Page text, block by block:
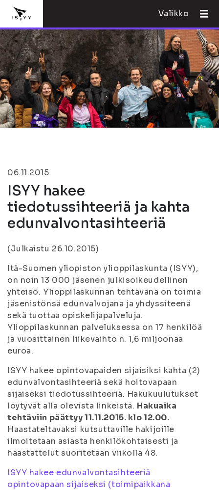
Valikko
06.11.2015
ISYY hakee
tiedotussihteeriä ja kahta
edunvalvontasihteeriä
(Julkaistu 26.10.2015)
Itä-Suomen yliopiston ylioppilaskunta (ISYY),
on noin 13 000 jäsenen julkisoikeudellinen
yhteisö. Ylioppilaskunnan tehtävänä on toimia
jäsenistönsä edunvalvojana ja yhdyssiteenä
sekä tuottaa opiskelijapalveluja.
Ylioppilaskunnan palveluksessa on 17 henkilöä
ja vuosittainen liikevaihto n. 1,6 miljoonaa
euroa.
ISYY hakee opintovapaiden sijaisiksi kahta (2)
edunvalvontasihteeriä sekä hoitovapaan
sijaiseksi tiedotussihteeriä. Hakukuulutukset
löytyvät alla olevista linkeistä. Hakuaika
tehtäviin päättyy 11.11.2015. klo 12.00.
Haastateltavaksi kutsuttaville hakijoille
ilmoitetaan asiasta henkilökohtaisesti ja
haastattelut suoritetaan viikolla 48.
ISYY hakee edunvalvontasihteeriä
opintovapaan sijaiseksi (toimipaikkana